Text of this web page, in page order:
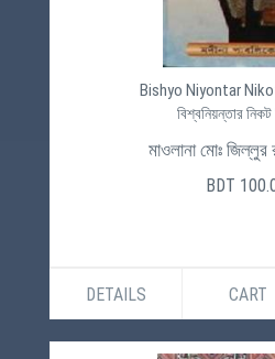
Bishyo Niyontar
বিশ্বনিয়ন্তার নিকট
মাওলানা মোঃ জিল্লুর
BDT
DETAILS CART